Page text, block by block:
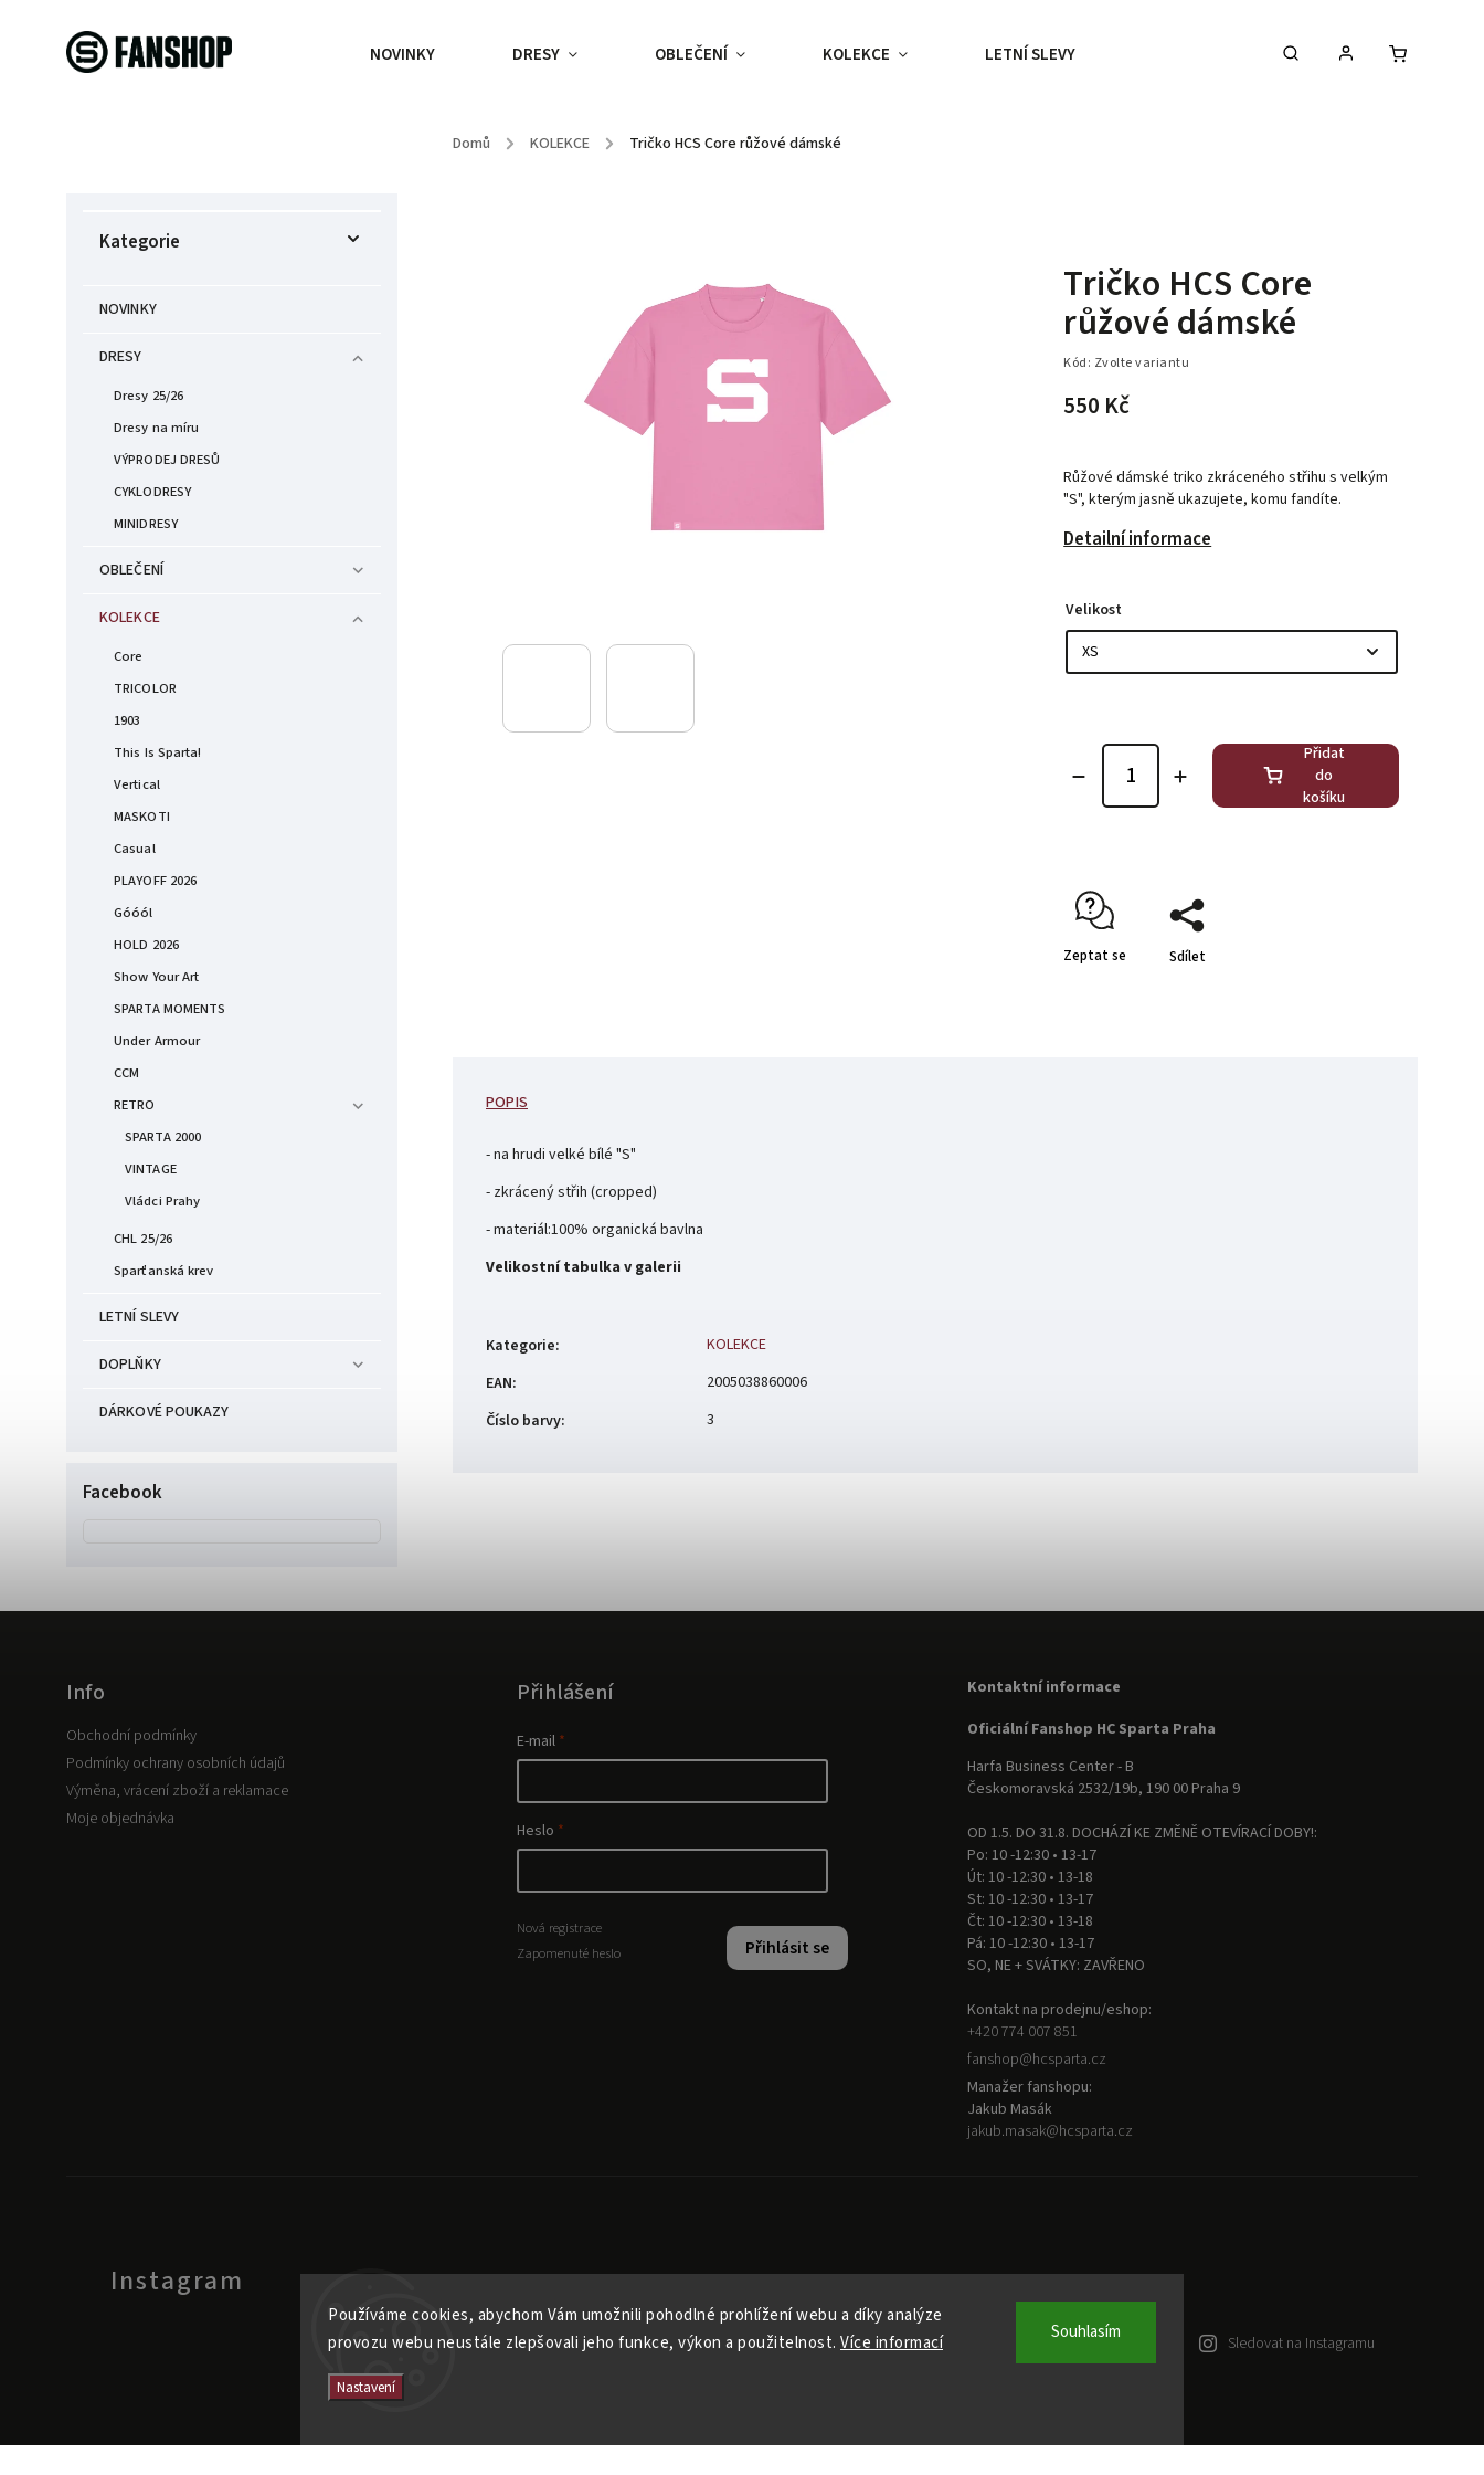
Používáme cookies, abychom Vám umožnili pohodlné prohlížení webu a díky analýze
provozu webu neustále zlepšovali jeho funkce, výkon a použitelnost. Více informací
Nastavení
Souhlasím
NOVINKY DRESY OBLEČENÍ KOLEKCE LETNÍ SLEVY DÁRKOVÉ POUKAZY
Domů / KOLEKCE / Tričko HCS Core růžové dámské
Kategorie
NOVINKY
DRESY
Dresy 25/26
Dresy na míru
VÝPRODEJ DRESŮ
CYKLODRESY
MINIDRESY
OBLEČENÍ
KOLEKCE
Core
TRICOLOR
1903
This Is Sparta!
Vertical
MASKOTI
Casual
PLAYOFF 2026
Góóól
HOLD 2026
Show Your Art
SPARTA MOMENTS
Under Armour
CCM
RETRO
SPARTA 2000
VINTAGE
Vládci Prahy
CHL 25/26
Sparťanská krev
LETNÍ SLEVY
DOPLŇKY
DÁRKOVÉ POUKAZY
Facebook
Tričko HCS Core
růžové dámské
Kód: Zvolte variantu
550 Kč
Růžové dámské triko zkráceného střihu s velkým
"S", kterým jasně ukazujete, komu fandíte.
Detailní informace
Velikost
Přidat
do
košíku
Zeptat se Sdílet
POPIS
- na hrudi velké bílé "S"
- zkrácený střih (cropped)
- materiál:100% organická bavlna
Velikostní tabulka v galerii
Kategorie:
KOLEKCE
EAN:
2005038860006
Číslo barvy: 3
Instagram
Sledovat na Instagramu
Info
Obchodní podmínky
Podmínky ochrany osobních údajů
Výměna, vrácení zboží a reklamace
Moje objednávka
Přihlášení
E-mail
Heslo
Přihlásit se
Nová registrace
Zapomenuté heslo
Kontaktní informace
Oficiální Fanshop HC Sparta Praha
Harfa Business Center - B
Českomoravská 2532/19b, 190 00 Praha 9
OD 1.5. DO 31.8. DOCHÁZÍ KE ZMĚNĚ OTEVÍRACÍ DOBY!:
Po: 10 -12:30 • 13-17
Út: 10 -12:30 • 13-18
St: 10 -12:30 • 13-17
Čt: 10 -12:30 • 13-18
Pá: 10 -12:30 • 13-17
SO, NE + SVÁTKY: ZAVŘENO
Kontakt na prodejnu/eshop:
+420 774 007 851
fanshop@hcsparta.cz
Manažer fanshopu:
Jakub Masák
jakub.masak@hcsparta.cz